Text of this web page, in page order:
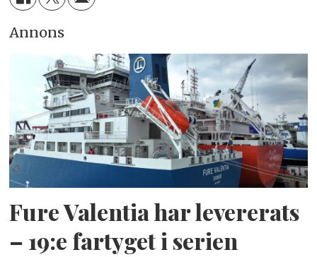
Annons
Fure Valentia har levererats
– 19:e fartyget i serien